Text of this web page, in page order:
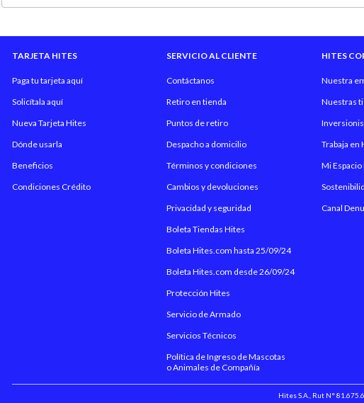
TARJETA HITES
Paga tu tarjeta aquí
Solicítala aquí
Nueva Tarjeta Hites
Dónde usarla
Beneficios
Condiciones Crédito
SERVICIO AL CLIENTE
Contáctanos
Retiro en tienda
Puntos de retiro
Despacho a domicilio
Términos y condiciones
Cambios y devoluciones
Privacidad y seguridad
Boleta Tiendas Hites
Boleta Hites.com hasta 25/09/24
Boleta Hites.com desde 26/09/24
Protección Hites
Servicio de Armado
Servicios Técnicos
Política de Ingreso de Mascotas
o Animales de Compañía
HITES
Nuestra
Nuestras
Trabaja en
Mi Espacio
Canal
Hites S.A., Rut N°